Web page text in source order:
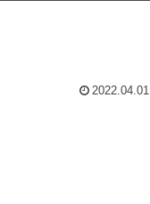
2022.04.01